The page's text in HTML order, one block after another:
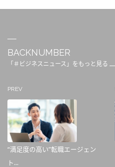
BACKNUMBER
「＃ビジネスニュース」をもっと見る
PREV
“満足度の高い”転職エージェン
ト...